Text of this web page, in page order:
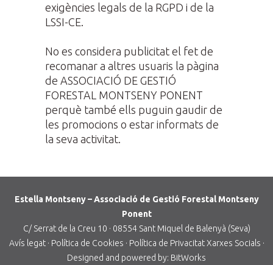
exigències legals de la RGPD i de la
LSSI-CE.
No es considera publicitat el fet de
recomanar a altres usuaris la pàgina
de ASSOCIACIÓ DE GESTIÓ
FORESTAL MONTSENY PONENT
perquè també ells puguin gaudir de
les promocions o estar informats de
la seva activitat.
Estella Montseny – Associació de Gestió Forestal Montseny
Ponent
C/ Serrat de la Creu 10 · 08554 Sant Miquel de Balenyà (Seva)
Avís legat· Política de Cookies · Política de Privacitat Xarxes Socials ·
Designed and powered by: BitWorks